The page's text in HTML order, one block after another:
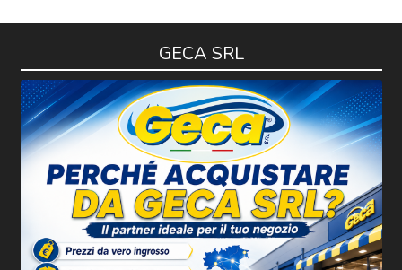
GECA SRL